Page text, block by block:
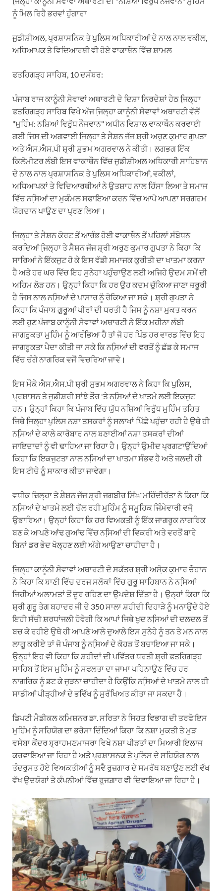
ਨੂੰ ਮਿਲ ਰਿਹੈ ਭਰਵਾਂ ਹੁੰਗਾਰਾ
ਜੁਡੀਸ਼ੀਅਲ, ਪ੍ਰਸ਼ਾਸਨਿਕ ਤੇ ਪੁਲਿਸ ਅਧਿਕਾਰੀਆਂ ਦੇ ਨਾਲ ਨਾਲ ਵਕੀਲ,
ਅਧਿਆਪਕ ਤੇ ਵਿਦਿਆਰਥੀ ਵੀ ਹੋਏ ਵਾਕਾਥੌਨ ਵਿੱਚ ਸ਼ਾਮਲ
ਫਤਹਿਗੜ੍ਹ ਸਾਹਿਬ, 10 ਦਸੰਬਰ:
ਪੰਜਾਬ ਰਾਜ ਕਾਨੂੰਨੀ ਸੇਵਾਵਾਂ ਅਥਾਰਟੀ ਦੇ ਦਿਸ਼ਾ ਨਿਰਦੇਸ਼ਾਂ ਹੇਠ ਜਿ਼ਲ੍ਹਾ
ਫਤਹਿਗੜ੍ਹ ਸਾਹਿਬ ਵਿਖੇ ਅੱਜ ਜਿ਼ਲ੍ਹਾ ਕਾਨੂੰਨੀ ਸੇਵਾਵਾਂ ਅਥਾਰਟੀ ਵੱਲੋਂ
"ਮੁਹਿੰਮ: ਨਸ਼ਿਆਂ ਵਿਰੁੱਧ ਨੌਜਵਾਨ" ਅਧੀਨ ਵਿਸ਼ਾਲ ਵਾਕਾਥੌਨ ਕਰਵਾਈ
ਗਈ ਜਿਸ ਦੀ ਅਗਵਾਈ ਜਿ਼ਲ੍ਹਾ ਤੇ ਸੈਸ਼ਨ ਜੱਜ ਸ਼੍ਰੀ ਅਰੁਣ ਕੁਮਾਰ ਗੁਪਤਾ
ਅਤੇ ਐਸ.ਐਸ.ਪੀ ਸ਼੍ਰੀ ਸ਼ੁਭਮ ਅਗਰਵਾਲ ਨੇ ਕੀਤੀ। ਲਗਭਗ ਇੱਕ
ਕਿਲੋਮੀਟਰ ਲੰਬੀ ਇਸ ਵਾਕਾਥੌਨ ਵਿੱਚ ਜੁਡੀਸ਼ੀਅਲ ਅਧਿਕਾਰੀ ਸਾਹਿਬਾਨ
ਦੇ ਨਾਲ ਨਾਲ ਪ੍ਰਸ਼ਾਸਨਿਕ ਤੇ ਪੁਲਿਸ ਅਧਿਕਾਰੀਆਂ, ਵਕੀਲਾਂ,
ਅਧਿਆਪਕਾਂ ਤੇ ਵਿਦਿਆਰਥੀਆਂ ਨੇ ਉਤਸ਼ਾਹ ਨਾਲ ਹਿੱਸਾ ਲਿਆ ਤੇ ਸਮਾਜ
ਵਿੱਚ ਨਸਿ਼ਆਂ ਦਾ ਮੁਕੰਮਲ ਸਫਾਇਆ ਕਰਨ ਵਿੱਚ ਆਪੋ ਆਪਣਾ ਸਰਗਰਮ
ਯੋਗਦਾਨ ਪਾਉਣ ਦਾ ਪ੍ਰਣ ਲਿਆ।
ਜਿ਼ਲ੍ਹਾ ਤੇ ਸੈਸ਼ਨ ਕੋਰਟ ਤੋਂ ਆਰੰਭ ਹੋਈ ਵਾਕਾਥੌਨ ਤੋਂ ਪਹਿਲਾਂ ਸੰਬੋਧਨ
ਕਰਦਿਆਂ ਜਿ਼ਲ੍ਹਾ ਤੇ ਸੈਸ਼ਨ ਜੱਜ ਸ਼੍ਰੀ ਅਰੁਣ ਕੁਮਾਰ ਗੁਪਤਾ ਨੇ ਕਿਹਾ ਕਿ
ਸਾਰਿਆਂ ਨੇ ਇੱਕਜੁਟ ਹੋ ਕੇ ਇਸ ਵੱਡੀ ਸਮਾਜਕ ਕੁਰੀਤੀ ਦਾ ਖਾਤਮਾ ਕਰਨਾ
ਹੈ ਅਤੇ ਹਰ ਘਰ ਵਿੱਚ ਇਹ ਸੁਨੇਹਾ ਪਹੁੰਚਾਉਣ ਲਈ ਅਜਿਹੇ ਉਦਮ ਸਮੇਂ ਦੀ
ਅਹਿਮ ਲੋੜ ਹਨ। ਉਨ੍ਹਾਂ ਕਿਹਾ ਕਿ ਹਰ ਉਹ ਕਦਮ ਚੁੱਕਿਆ ਜਾਣਾ ਜ਼ਰੂਰੀ
ਹੈ ਜਿਸ ਨਾਲ ਨਸਿ਼ਆਂ ਦੇ ਪਾਸਾਰ ਨੂੰ ਰੋਕਿਆ ਜਾ ਸਕੇ। ਸ਼੍ਰੀ ਗੁਪਤਾ ਨੇ
ਕਿਹਾ ਕਿ ਪੰਜਾਬ ਗੁਰੂਆਂ ਪੀਰਾਂ ਦੀ ਧਰਤੀ ਹੈ ਜਿਸ ਨੂੰ ਨਸ਼ਾ ਮੁਕਤ ਕਰਨ
ਲਈ ਹੁਣ ਪੰਜਾਬ ਕਾਨੂੰਨੀ ਸੇਵਾਵਾਂ ਅਥਾਰਟੀ ਨੇ ਇੱਕ ਮਹੀਨਾ ਲੰਬੀ
ਜਾਗਰੁਕਤਾ ਮੁਹਿੰਮ ਨੂੰ ਆਰੰਭਿਆ ਹੈ ਤਾਂ ਜੋ ਹਰ ਪਿੰਡ ਹਰ ਵਾਰਡ ਵਿੱਚ ਇਹ
ਜਾਗਰੂਕਤਾ ਪੈਦਾ ਕੀਤੀ ਜਾ ਸਕੇ ਕਿ ਨਸਿ਼ਆਂ ਦੀ ਵਰਤੋਂ ਨੂੰ ਛੱਡ ਕੇ ਸਮਾਜ
ਵਿੱਚ ਚੰਗੇ ਨਾਗਰਿਕ ਵਜੋਂ ਵਿਚਰਿਆ ਜਾਵੇ।
ਇਸ ਮੌਕੇ ਐਸ.ਐਸ.ਪੀ ਸ਼੍ਰੀ ਸੁਭਮ ਅਗਰਵਾਲ ਨੇ ਕਿਹਾ ਕਿ ਪੁਲਿਸ,
ਪ੍ਰਸ਼ਾਸਨ ਤੇ ਜੁਡੀਸ਼ਰੀ ਸਾਂਝੇ ਤੌਰ 'ਤੇ ਨਸਿ਼ਆਂ ਦੇ ਖਾਤਮੇ ਲਈ ਇਕਜੁਟ
ਹਨ। ਉਨ੍ਹਾਂ ਕਿਹਾ ਕਿ ਪੰਜਾਬ ਵਿੱਚ ਯੁੱਧ ਨਸ਼ਿਆਂ ਵਿਰੁੱਧ ਮੁਹਿੰਮ ਤਹਿਤ
ਜਿਥੇ ਜਿ਼ਲ੍ਹਾ ਪੁਲਿਸ ਨਸ਼ਾ ਤਸਕਰਾਂ ਨੂੰ ਸਲਾਖਾਂ ਪਿੱਛੇ ਪਹੁੰਚਾ ਰਹੀ ਹੈ ਉਥੇ ਹੀ
ਨਸਿ਼ਆਂ ਦੇ ਕਾਲੇ ਕਾਰੋਬਾਰ ਨਾਲ ਬਣਾਈਆਂ ਨਸ਼ਾ ਤਸਕਰਾਂ ਦੀਆਂ
ਜਾਇਦਾਦਾਂ ਨੂੰ ਵੀ ਢਾਹਿਆ ਜਾ ਰਿਹਾ ਹੈ। ਉਨ੍ਹਾਂ ਉਮੀਦ ਪ੍ਰਗਟਾਉਂਦਿਆਂ
ਕਿਹਾ ਕਿ ਇਕਜੁਟਤਾ ਨਾਲ ਨਸਿ਼ਆਂ ਦਾ ਖਾਤਮਾ ਸੰਭਵ ਹੈ ਅਤੇ ਜਲਦੀ ਹੀ
ਇਸ ਟੀਚੇ ਨੂੰ ਸਾਕਾਰ ਕੀਤਾ ਜਾਵੇਗਾ।
ਵਧੀਕ ਜ਼ਿਲ੍ਹਾ ਤੇ ਸ਼ੈਸ਼ਨ ਜੱਜ ਸ਼੍ਰੀ ਜਗਬੀਰ ਸਿੰਘ ਮਹਿੰਦੀਰੱਤਾ ਨੇ ਕਿਹਾ ਕਿ
ਨਸਿ਼ਆਂ ਦੇ ਖਾਤਮੇ ਲਈ ਚੱਲ ਰਹੀ ਮੁਹਿੰਮ ਨੂੰ ਸਮੂਹਿਕ ਜਿੰਮੇਵਾਰੀ ਵਜੋ਼
ਉਭਾਰਿਆ। ਉਨ੍ਹਾਂ ਕਿਹਾ ਕਿ ਹਰ ਵਿਅਕਤੀ ਨੂੰ ਇੱਕ ਜਾਗਰੂਕ ਨਾਗਰਿਕ
ਬਣ ਕੇ ਆਪਣੇ ਆਂਢ ਗੁਆਂਢ ਵਿੱਚ ਨਸਿ਼ਆਂ ਦੀ ਵਿਕਰੀ ਅਤੇ ਵਰਤੋਂ ਬਾਰੇ
ਬਿਨਾਂ ਡਰ ਭੇਦ ਖੋਲ੍ਹਣ ਲਈ ਅੱਗੇ ਆਉਣਾ ਚਾਹੀਦਾ ਹੈ।
ਜਿ਼ਲ੍ਹਾ ਕਾਨੂੰਨੀ ਸੇਵਾਵਾਂ ਅਥਾਰਟੀ ਦੇ ਸਕੱਤਰ ਸ਼੍ਰੀ ਅਸੋ਼ਕ ਕੁਮਾਰ ਚੌਹਾਨ
ਨੇ ਕਿਹਾ ਕਿ ਬਾਣੀ ਵਿੱਚ ਦਰਜ ਸਲੋਕਾਂ ਵਿੱਚ ਗੁਰੂ ਸਾਹਿਬਾਨ ਨੇ ਨਸਿ਼ਆਂ
ਜਿਹੀਆਂ ਅਲਾਮਤਾਂ ਤੋਂ ਦੂਰ ਰਹਿਣ ਦਾ ਉਪਦੇਸ਼ ਦਿੱਤਾ ਹੈ। ਉਨ੍ਹਾਂ ਕਿਹਾ ਕਿ
ਸ਼੍ਰੀ ਗੁਰੂ ਤੇਗ ਬਹਾਦਰ ਜੀ ਦੇ 350 ਸਾਲਾ ਸ਼ਹੀਦੀ ਦਿਹਾੜੇ ਨੂੰ ਮਨਾਉਂਦੇ ਹੋਏ
ਇਹੀ ਸੱਚੀ ਸ਼ਰਧਾਂਜਲੀ ਹੋਵੇਗੀ ਕਿ ਆਪਾਂ ਜਿਥੇ ਖੁਦ ਨਸਿ਼ਆਂ ਦੀ ਦਲਦਲ ਤੋਂ
ਬਚ ਕੇ ਰਹੀਏ ਉਥੇ ਹੀ ਆਪਣੇ ਆਲੇ ਦੁਆਲੇ ਇਸ ਸੁਨੇਹੇ ਨੂੰ ਤਨ ਤੇ ਮਨ ਨਾਲ
ਲਾਗੂ ਕਰੀਏ ਤਾਂ ਜੋ ਪੰਜਾਬ ਨੂੰ ਨਸਿ਼ਆਂ ਦੇ ਕੋਹੜ ਤੋਂ ਬਚਾਇਆ ਜਾ ਸਕੇ।
ਉਨ੍ਹਾਂ ਇਹ ਵੀ ਕਿਹਾ ਕਿ ਸ਼ਹੀਦਾਂ ਦੀ ਪਵਿੱਤਰ ਧਰਤੀ ਸ਼੍ਰੀ ਫਤਹਿਗੜ੍ਹ
ਸਾਹਿਬ ਤੋਂ ਇਸ ਮੁਹਿੰਮ ਨੂੰ ਸਫਲਤਾ ਦਾ ਜਾਮਾ ਪਹਿਨਾਉਣ ਵਿੱਚ ਹਰ
ਨਾਗਰਿਕ ਨੂੰ ਡਟ ਕੇ ਜੁੜਨਾ ਚਾਹੀਦਾ ਹੈ ਕਿਉਂਕਿ ਨਸਿ਼ਆਂ ਦੇ ਖਾਤਮੇ ਨਾਲ ਹੀ
ਸਾਡੀਆਂ ਪੀੜ੍ਹੀਆਂ ਦੇ ਭਵਿੱਖ ਨੂੰ ਸੁਰੱਖਿਅਤ ਕੀਤਾ ਜਾ ਸਕਦਾ ਹੈ।
ਡਿਪਟੀ ਮੈਡੀਕਲ ਕਮਿਸ਼ਨਰ ਡਾ. ਸਰਿਤਾ ਨੇ ਸਿਹਤ ਵਿਭਾਗ ਦੀ ਤਰਫੋ ਇਸ
ਮੁਹਿੰਮ ਨੂੰ ਸਹਿਯੋਗ ਦਾ ਭਰੋਸਾ ਦਿੰਦਿਆਂ ਕਿਹਾ ਕਿ ਨਸ਼ਾ ਮੁਕਤੀ ਤੇ ਮੁੜ
ਵਸੇਬਾ ਕੇਂਦਰ ਬ੍ਰਾਹਮਣਮਾਜਰਾ ਵਿਖੇ ਨਸ਼ਾ ਪੀੜਤਾਂ ਦਾ ਮਿਆਰੀ ਇਲਾਜ
ਕਰਵਾਇਆ ਜਾ ਰਿਹਾ ਹੈ ਅਤੇ ਪ੍ਰਸ਼ਾਸਨਕ ਤੇ ਪੁਲਿਸ ਦੇ ਸਹਿਯੋਗ ਨਾਲ
ਤੰਦਰੁਸਤ ਹੋਏ ਵਿਅਕਤੀਆਂ ਨੂੰ ਸਵੈ ਰੁਜ਼ਗਾਰ ਦੇ ਸਮਰੱਥ ਬਣਾਉਣ ਲਈ ਵੱਖ
ਵੱਖ ਉਦਯੋਗਾਂ ਤੇ ਕੰਪਨੀਆਂ ਵਿੱਚ ਰੁ਼ਜਗ਼ਾਰ ਵੀ ਦਿਵਾਇਆ ਜਾ ਰਿਹਾ ਹੈ।